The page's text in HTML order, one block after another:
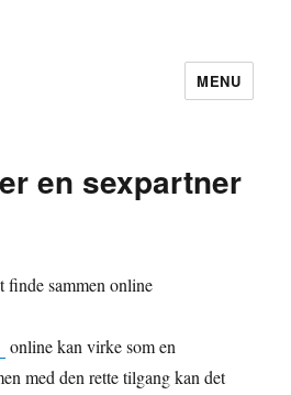
MENU
en sexpartner
online kan virke som en
med den rette tilgang kan det